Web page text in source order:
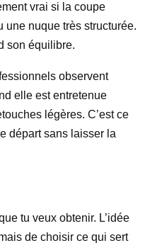
vrai si la coupe
une nuque très structurée.
son équilibre.
observent
elle est entretenue
légères. C’est ce
départ sans laisser la
tu veux obtenir. L’idée
de choisir ce qui sert